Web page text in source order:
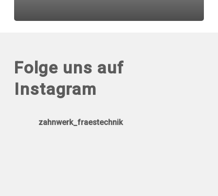
Folge uns auf
Instagram
zahnwerk_fraestechnik